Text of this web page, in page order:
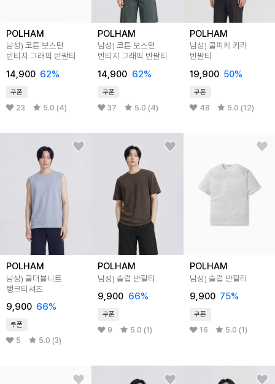
POLHAM
남성) 코튼 보스턴
빈티지 그래픽 반팔티
14,900 62%
쿠폰
23 5.0 (4)
POLHAM
남성) 코튼 보스턴
빈티지 그래픽 반팔티
14,900 62%
쿠폰
37 5.0 (4)
POLHAM
남성) 쿨피케 카라
반팔티
19,900 50%
쿠폰
48 5.0 (12)
POLHAM
남성) 쿨더블니트
탱크티셔츠
9,900 66%
쿠폰
5 5.0 (3)
POLHAM
남성) 슬럽 반팔티
9,900 66%
쿠폰
9 5.0 (1)
POLHAM
남성) 슬럽 반팔티
9,900 75%
쿠폰
16 5.0 (1)